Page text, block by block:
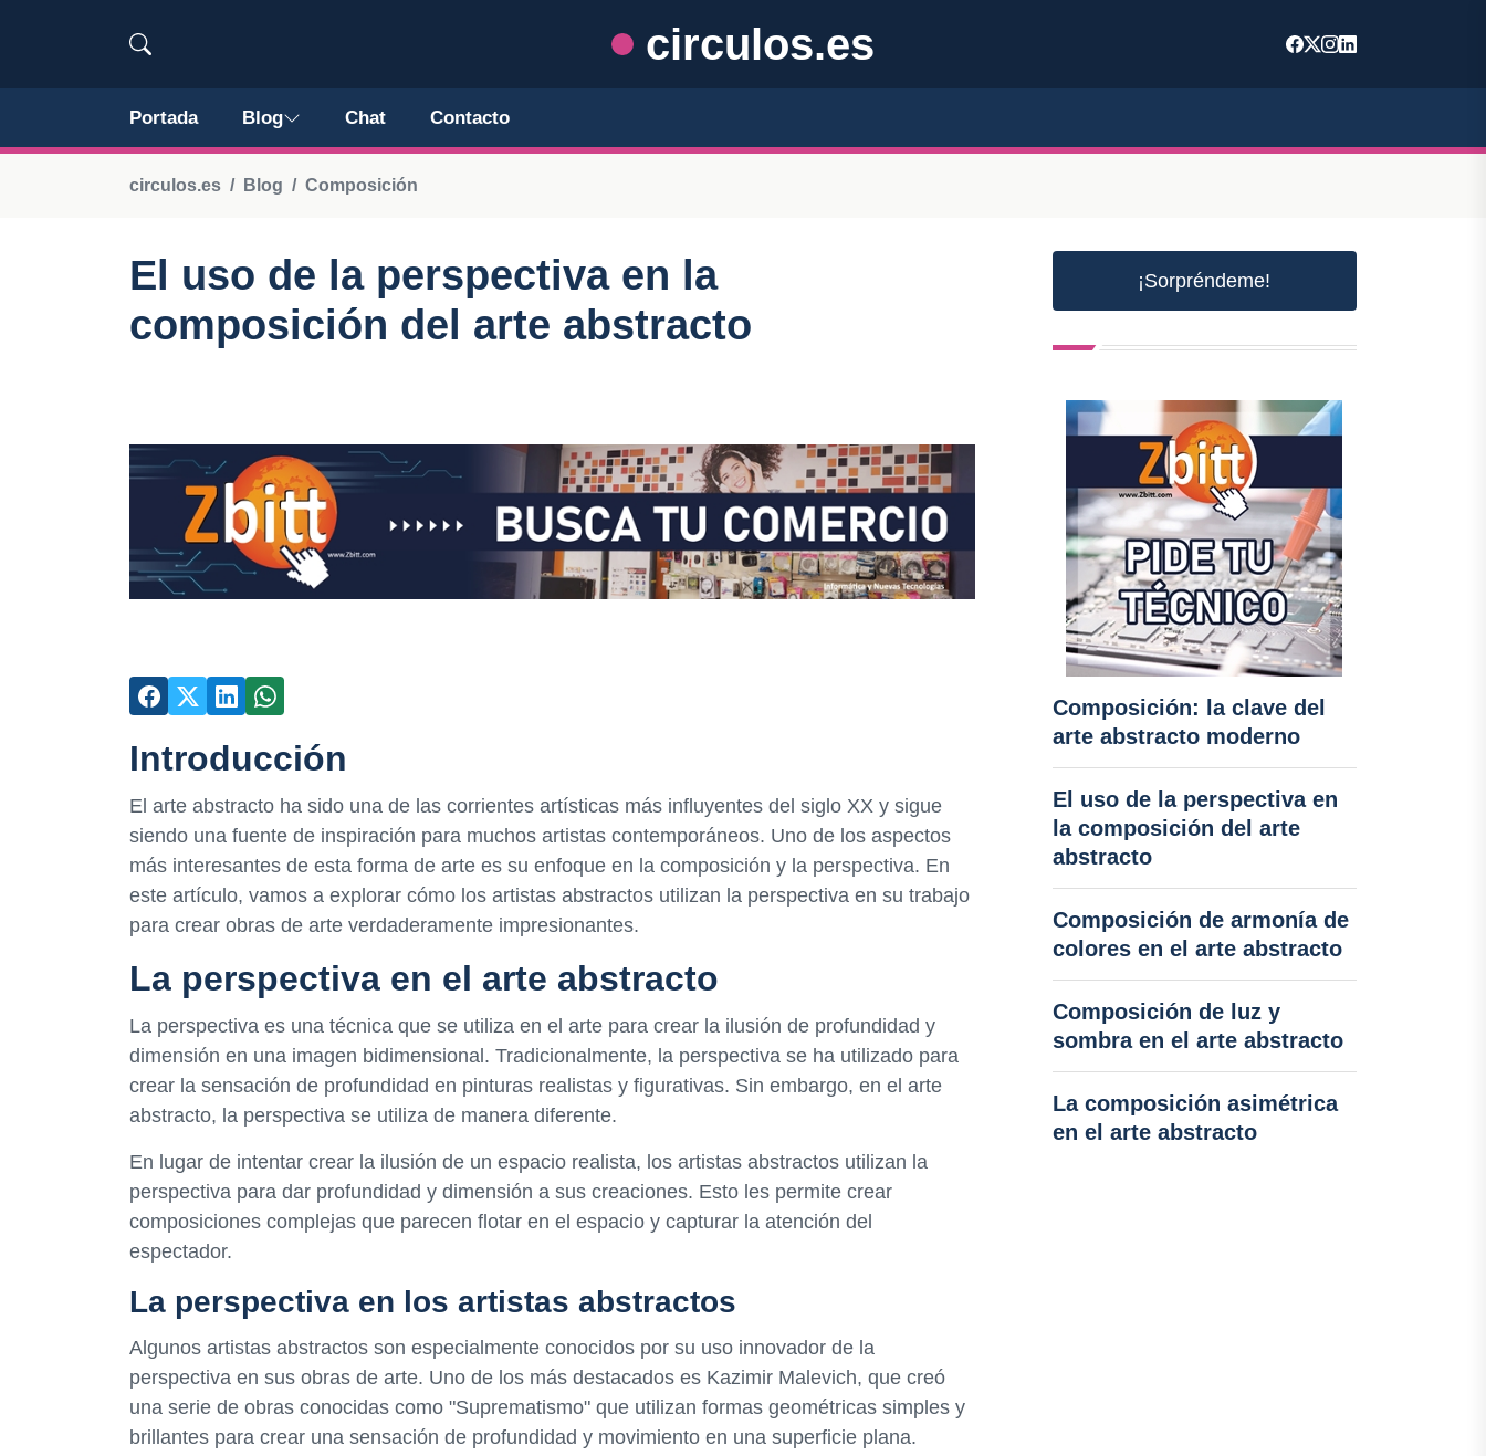
circulos.es
Portada Blog Chat Contacto
circulos.es Blog Composición
El uso de la perspectiva en la
composición del arte abstracto
Introducción
El arte abstracto ha sido una de las corrientes artísticas más influyentes del siglo XX y sigue
siendo una fuente de inspiración para muchos artistas contemporáneos. Uno de los aspectos
más interesantes de esta forma de arte es su enfoque en la composición y la perspectiva. En
este artículo, vamos a explorar cómo los artistas abstractos utilizan la perspectiva en su trabajo
para crear obras de arte verdaderamente impresionantes.
La perspectiva en el arte abstracto
La perspectiva es una técnica que se utiliza en el arte para crear la ilusión de profundidad y
dimensión en una imagen bidimensional. Tradicionalmente, la perspectiva se ha utilizado para
crear la sensación de profundidad en pinturas realistas y figurativas. Sin embargo, en el arte
abstracto, la perspectiva se utiliza de manera diferente.
En lugar de intentar crear la ilusión de un espacio realista, los artistas abstractos utilizan la
perspectiva para dar profundidad y dimensión a sus creaciones. Esto les permite crear
composiciones complejas que parecen flotar en el espacio y capturar la atención del
espectador.
La perspectiva en los artistas abstractos
Algunos artistas abstractos son especialmente conocidos por su uso innovador de la
perspectiva en sus obras de arte. Uno de los más destacados es Kazimir Malevich, que creó
una serie de obras conocidas como "Suprematismo" que utilizan formas geométricas simples y
brillantes para crear una sensación de profundidad y movimiento en una superficie plana.
¡Sorpréndeme!
Composición: la clave del
arte abstracto moderno
El uso de la perspectiva en
la composición del arte
abstracto
Composición de armonía de
colores en el arte abstracto
Composición de luz y
sombra en el arte abstracto
La composición asimétrica
en el arte abstracto